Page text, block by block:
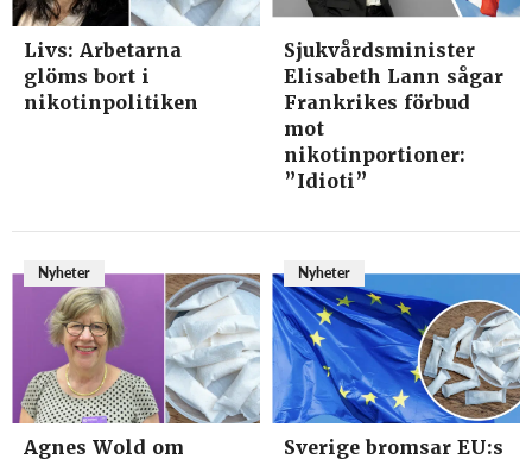
Livs: Arbetarna
glöms bort i
nikotinpolitiken
Sjukvårdsminister
Elisabeth Lann sågar
Frankrikes förbud
mot
nikotinportioner:
”Idioti”
Nyheter
Agnes Wold om
Nyheter
Sverige bromsar EU:s